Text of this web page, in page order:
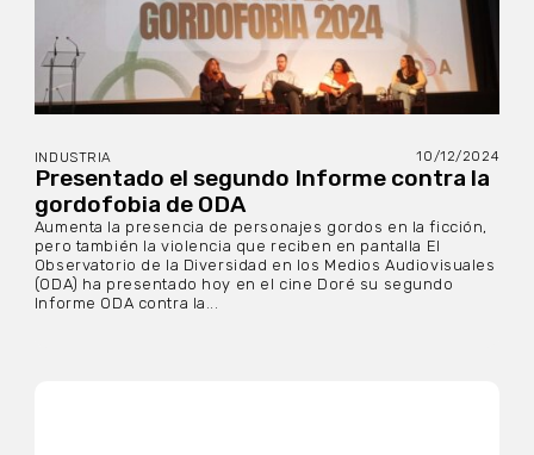
INDUSTRIA 10/12/2024
Presentado el segundo Informe contra la
gordofobia de ODA
Aumenta la presencia de personajes gordos en la ficción,
pero también la violencia que reciben en pantalla El
Observatorio de la Diversidad en los Medios Audiovisuales
(ODA) ha presentado hoy en el cine Doré su segundo
Informe ODA contra la...